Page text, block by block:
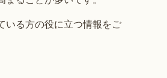
いる方の役に立つ情報をご